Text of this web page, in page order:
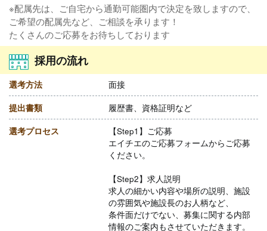
※配属先は、ご自宅から通勤可能圏内で決定を致しますので、
ご希望の配属先など、ご相談を承ります！
たくさんのご応募をお待ちしております
採用の流れ
選考方法 面接
提出書類 履歴書、資格証明など
選考プロセス
【Step1】ご応募
エイチエのご応募フォームからご応募
ください。
【Step2】求人説明
求人の細かい内容や場所の説明、施設
の雰囲気や施設長のお人柄など、
条件面だけでない、募集に関する内部
情報のご案内もさせていただきます。